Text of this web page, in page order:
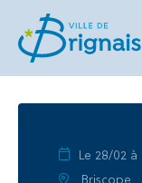
Le 28/02 à